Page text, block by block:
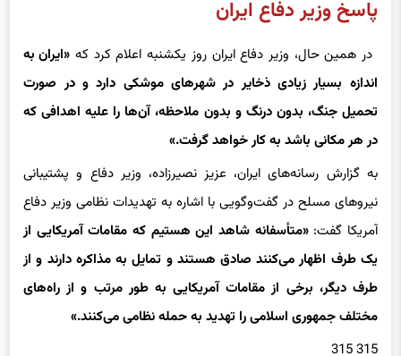
در همین حال، وزیر دفاع ایران روز یکشنبه اعلام کرد که«ایران به
اندازه بسیار زیادی ذخایر در شهرهای موشکی دارد و در صورت
تحمیل جنگ، بدون درنگ و بدون ملاحظه، آن‌ها را علیه اهدافی که
در هر مکانی باشد به کار خواهد گرفت.»
به گزارش رسانه‌های ایران، عزیز نصیرزاده، وزیر دفاع و پشتیبانی
نیروهای مسلح در گفت‌وگویی با اشاره به تهدیدات نظامی وزیر دفاع
آمریکا گفت:«متأسفانه شاهد این هستیم که مقامات آمریکایی از
یک طرف اظهار می‌کنند صادق هستند و تمایل به مذاکره دارند و از
طرف دیگر، برخی از مقامات آمریکایی به طور مرتب و از راه‌های
مختلف جمهوری اسلامی را تهدید به حمله نظامی می‌کنند.»